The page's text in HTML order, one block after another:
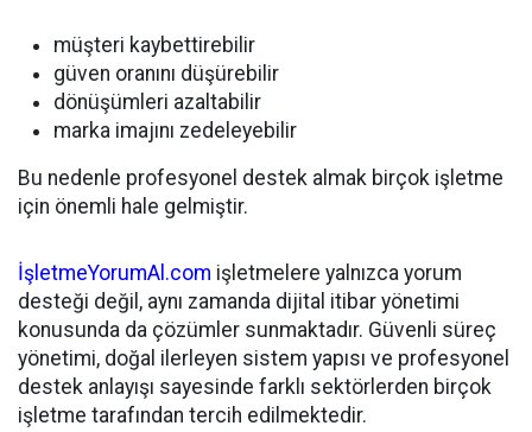
müşteri kaybettirebilir
güven oranını düşürebilir
dönüşümleri azaltabilir
marka imajını zedeleyebilir
Bu nedenle profesyonel destek almak birçok işletme
için önemli hale gelmiştir.
İşletmeYorumAl.com işletmelere yalnızca yorum
desteği değil, aynı zamanda dijital itibar yönetimi
konusunda da çözümler sunmaktadır. Güvenli süreç
yönetimi, doğal ilerleyen sistem yapısı ve profesyonel
destek anlayışı sayesinde farklı sektörlerden birçok
işletme tarafından tercih edilmektedir.